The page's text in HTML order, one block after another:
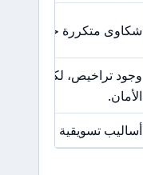
شكاوى متكررة حول سحب
وجود تراخيص، لكن
الأمان.
أساليب تسويقية عدوانية